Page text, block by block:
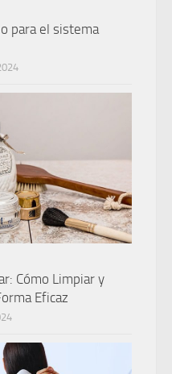
para el sistema
Cómo Limpiar y
Eficaz